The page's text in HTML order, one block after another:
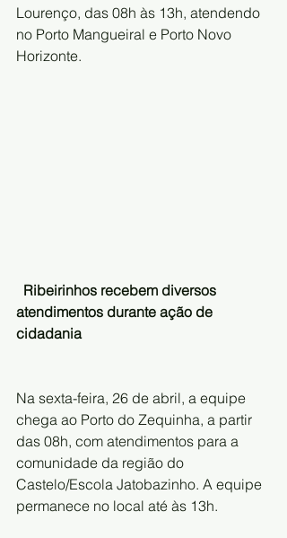
Lourenço, das 08h às 13h, atendendo
no Porto Mangueiral e Porto Novo
Horizonte.
Ribeirinhos recebem diversos
atendimentos durante ação de
cidadania
Na sexta-feira, 26 de abril, a equipe
chega ao Porto do Zequinha, a partir
das 08h, com atendimentos para a
comunidade da região do
Castelo/Escola Jatobazinho. A equipe
permanece no local até às 13h.